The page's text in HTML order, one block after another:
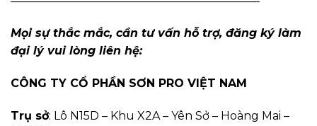
Mọi sự thắc mắc, cần tư vấn hỗ trợ, đăng ký làm
đại lý vui lòng liên hệ:
CÔNG TY CỔ PHẦN SƠN PRO VIỆT NAM
Trụ sở: Lô N15D – Khu X2A – Yên Sở – Hoàng Mai –